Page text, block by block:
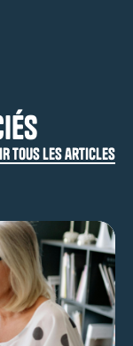
TOUS LES articles